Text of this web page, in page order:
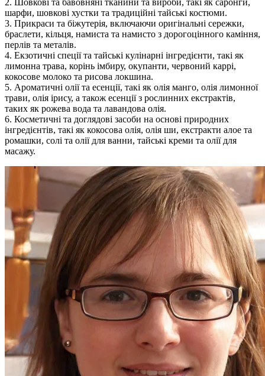
2. Шовкові та бавовняні тканини та вироби, такі як саронги,
шарфи, шовкові хустки та традиційні тайські костюми.
3. Прикраси та біжутерія, включаючи оригінальні сережки,
браслети, кільця, намиста та намисто з дорогоцінного каміння,
перлів та металів.
4. Екзотичні спеції та тайські кулінарні інгредієнти, такі як
лимонна трава, корінь імбиру, окупанти, червоний каррі,
кокосове молоко та рисова локшина.
5. Ароматичні олії та есенції, такі як олія манго, олія лимонної
трави, олія ірису, а також есенції з рослинних екстрактів,
таких як рожева вода та лавандова олія.
6. Косметичні та доглядові засоби на основі природних
інгредієнтів, такі як кокосова олія, олія ши, екстракти алое та
ромашки, солі та олії для ванни, тайські креми та олії для
масажу.